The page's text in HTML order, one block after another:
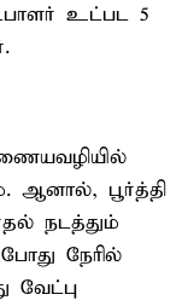
உட்பட 5
ஆனால், பூர்த்தி
நடத்தும்
நேரில்